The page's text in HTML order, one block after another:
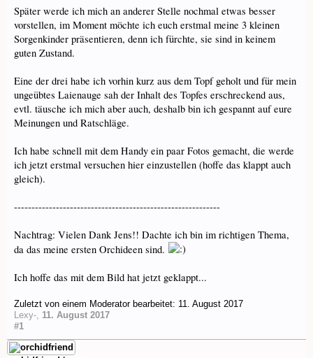
Später werde ich mich an anderer Stelle nochmal etwas besser
vorstellen, im Moment möchte ich euch erstmal meine 3 kleinen
Sorgenkinder präsentieren, denn ich fürchte, sie sind in keinem
guten Zustand.
Eine der drei habe ich vorhin kurz aus dem Topf geholt und für mein
ungeübtes Laienauge sah der Inhalt des Topfes erschreckend aus,
evtl. täusche ich mich aber auch, deshalb bin ich gespannt auf eure
Meinungen und Ratschläge.
Ich habe schnell mit dem Handy ein paar Fotos gemacht, die werde
ich jetzt erstmal versuchen hier einzustellen (hoffe das klappt auch
gleich).
-----------------------------------------------------------
Nachtrag: Vielen Dank Jens!! Dachte ich bin im richtigen Thema,
da das meine ersten Orchideen sind.
Ich hoffe das mit dem Bild hat jetzt geklappt...
Zuletzt von einem Moderator bearbeitet: 11. August 2017
Lexy-, 11. August 2017
#1